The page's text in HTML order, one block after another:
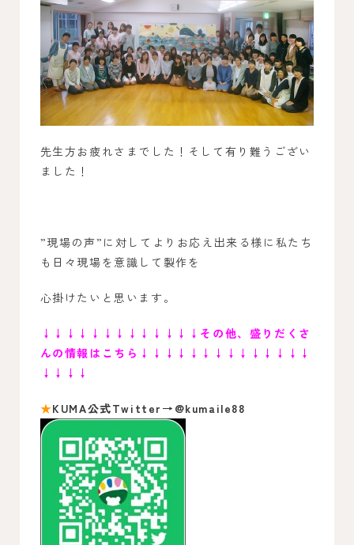
先生方お疲れさまでした！そして有り難うござい
ました！
”現場の声”に対してよりお応え出来る様に私たち
も日々現場を意識して製作を
心掛けたいと思います。
↓↓↓↓↓↓↓↓↓↓↓↓↓ その他、盛りだくさ
んの情報はこちら↓↓↓↓↓↓↓↓↓↓↓↓↓↓
↓↓↓↓
★KUMA公式Twitter→@kumaile88